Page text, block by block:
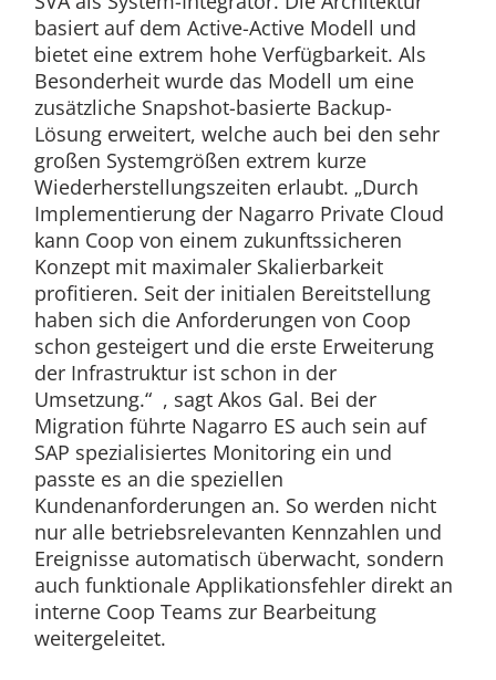
basiert auf dem Active-Active Modell und
bietet eine extrem hohe Verfügbarkeit. Als
Besonderheit wurde das Modell um eine
zusätzliche Snapshot-basierte Backup-
Lösung erweitert, welche auch bei den sehr
großen Systemgrößen extrem kurze
Wiederherstellungszeiten erlaubt. „Durch
Implementierung der Nagarro Private Cloud
kann Coop von einem zukunftssicheren
Konzept mit maximaler Skalierbarkeit
profitieren. Seit der initialen Bereitstellung
haben sich die Anforderungen von Coop
schon gesteigert und die erste Erweiterung
der Infrastruktur ist schon in der
Umsetzung.“ , sagt Akos Gal. Bei der
Migration führte Nagarro ES auch sein auf
SAP spezialisiertes Monitoring ein und
passte es an die speziellen
Kundenanforderungen an. So werden nicht
nur alle betriebsrelevanten Kennzahlen und
Ereignisse automatisch überwacht, sondern
auch funktionale Applikationsfehler direkt an
interne Coop Teams zur Bearbeitung
weitergeleitet.